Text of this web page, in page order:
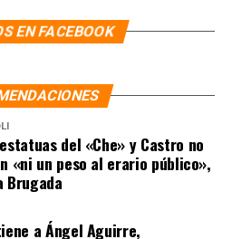
EN FACEBOOK
del «Che» y Castro no
«ni un peso al erario público»,
Brugada
a Ángel Aguirre,